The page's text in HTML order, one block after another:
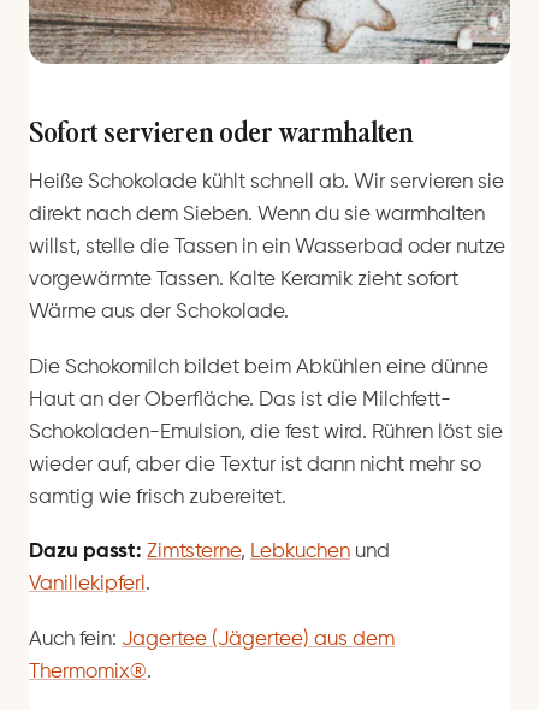
Sofort servieren oder warmhalten
Heiße Schokolade kühlt schnell ab. Wir servieren sie
direkt nach dem Sieben. Wenn du sie warmhalten
willst, stelle die Tassen in ein Wasserbad oder nutze
vorgewärmte Tassen. Kalte Keramik zieht sofort
Wärme aus der Schokolade.
Die Schokomilch bildet beim Abkühlen eine dünne
Haut an der Oberfläche. Das ist die Milchfett-
Schokoladen-Emulsion, die fest wird. Rühren löst sie
wieder auf, aber die Textur ist dann nicht mehr so
samtig wie frisch zubereitet.
Dazu passt: Zimtsterne, Lebkuchen und
Vanillekipferl .
Auch fein: Jagertee (Jägertee) aus dem
Thermomix®.